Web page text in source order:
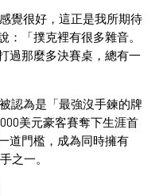
覺很好，這正是我所期待
：「撲克裡有很多雜音。
過那麼多決賽桌，總有一
認為是「最強沒手鍊的牌
美元豪客賽奪下生涯首
道門檻，成為同時擁有
之一。